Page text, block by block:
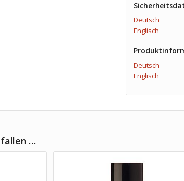
Deutsch
Englisch
Deutsch
Englisch
…